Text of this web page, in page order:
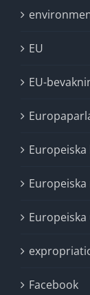
EU
EU-
Facebook